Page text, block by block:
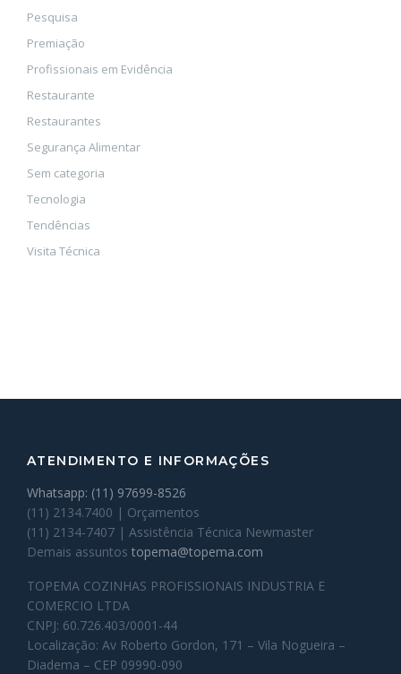
Pesquisa
Premiação
Profissionais em Evidência
Restaurante
Restaurantes
Segurança Alimentar
Sem categoria
Tecnologia
Tendências
Visita Técnica
ATENDIMENTO E INFORMAÇÕES
Whatsapp: (11) 97699-8526
(11) 2134.7400 | Orçamentos
(11) 2134-7407 | Assistência Técnica Newmaster
Demais assuntos topema@topema.com
TOPEMA COZINHAS PROFISSIONAIS INDUSTRIA E
COMERCIO LTDA
CNPJ: 60.726.403/0001-44
Localização: Av Roberto Gordon, 171 – Vila Nogueira –
Diadema – CEP 09990-090